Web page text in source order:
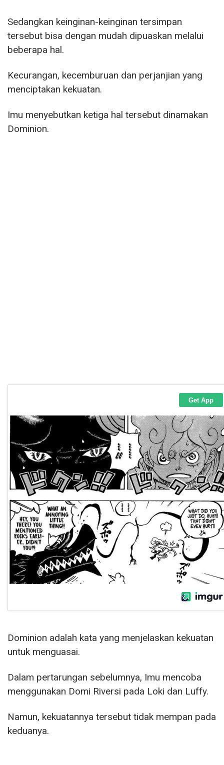
Sedangkan keinginan-keinginan tersimpan
tersebut bisa dengan mudah dipuaskan melalui
beberapa hal.
Kecurangan, kecemburuan dan perjanjian yang
menciptakan kekuatan.
Imu menyebutkan ketiga hal tersebut dinamakan
Dominion.
Dominion adalah kata yang menjelaskan kekuatan
untuk menguasai.
Dalam pertarungan sebelumnya, Imu mencoba
menggunakan Domi Riversi pada Loki dan Luffy.
Namun, kekuatannya tersebut tidak mempan pada
keduanya.